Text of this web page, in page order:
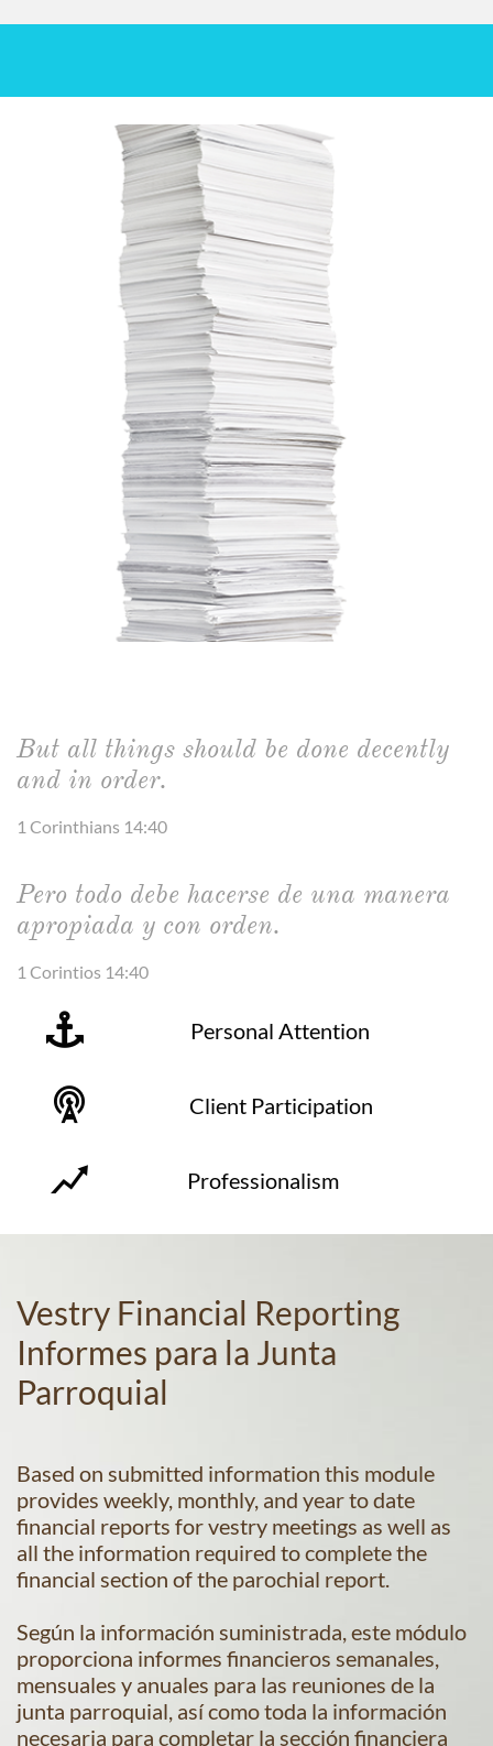
But all things should be done decently
and in order.
1 Corinthians 14:40
Pero todo debe hacerse de una manera
apropiada y con orden.
1 Corintios 14:40
 Personal Attention
 Client Participation
 Professionalism
Vestry Financial Reporting
Informes para la Junta
Parroquial
Based on submitted information this module
provides weekly, monthly, and year to date
financial reports for vestry meetings as well as
all the information required to complete the
financial section of the parochial report.
Según la información suministrada, este módulo
proporciona informes financieros semanales,
mensuales y anuales para las reuniones de la
junta parroquial, así como toda la información
necesaria para completar la sección financiera